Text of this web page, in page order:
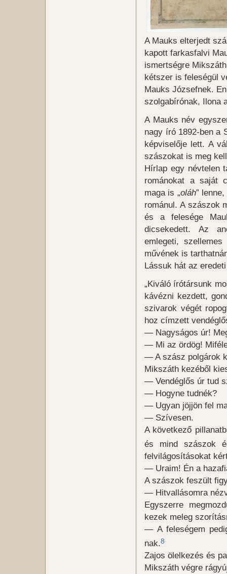
A Mauks elterjedt
kapott farkasfalvi
ismertségre
kétszer is feleségül
Mauks Józsefnek.
szolgabírónak, Ilona
A Mauks név
nagy író 1892-ben a
képviselője lett. A
szászokat is meg
Hírlap egy névtelen
románokat a saját
maga is „oláh”
románul. A szászok
és a felesége
dicsekedett. Az
emlegeti,
művének is
Lássuk hát az
„Kiváló írótársunk
kávézni kezdett,
szivarok végét
hoz címzett
— Nagyságos úr!
— Mi az ördög!
— A szász polgárok
Mikszáth kezéből
— Vendéglős úr tud
— Hogyne tudnék?
— Ugyan jöjjön fel
— Szívesen.
A következő
és mind szászok
felvilágosításokat
— Uraim! Én a
A szászok feszült
— Hitvallásomra
Egyszerre
kezek meleg
— A feleségem
nak.8
Zajos ölelkezés és
Mikszáth végre